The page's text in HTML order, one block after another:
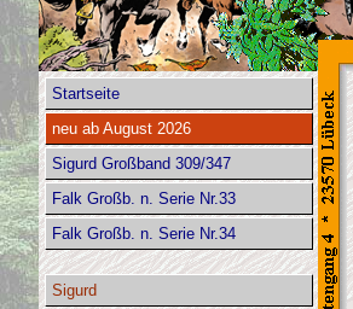
Startseite
neu ab August 2026
Sigurd Großband 309/347
Falk Großb. n. Serie Nr.33
Falk Großb. n. Serie Nr.34
Sigurd